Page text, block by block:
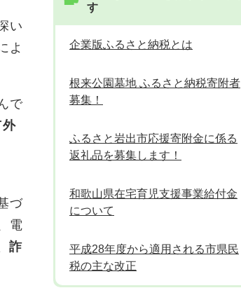
い
よ
で
外
づ
電
詐
す
企業版ふるさと納税とは
根来公園墓地 ふるさと納税寄附者
募集！
ふるさと岩出市応援寄附金に係る
返礼品を募集します！
和歌山県在宅育児支援事業給付金
について
平成28年度から適用される市県民
税の主な改正